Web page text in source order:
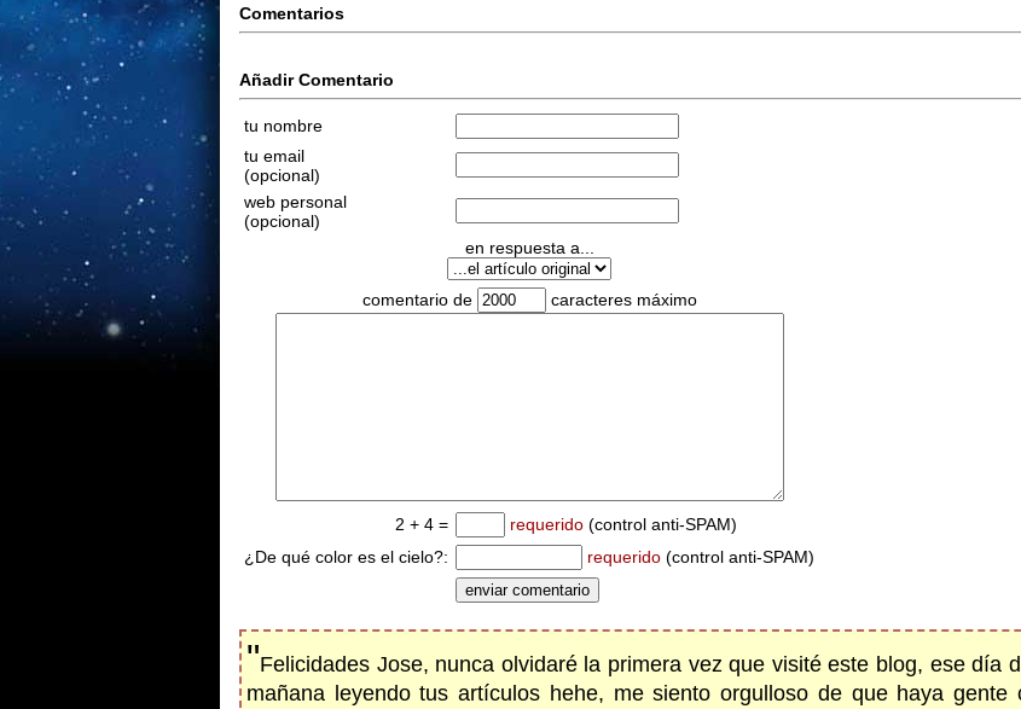
Comentarios
Añadir Comentario
tu nombre
tu email
(opcional)
web personal
(opcional)
en respuesta a...
comentario de caracteres máximo
2 + 4 = requerido (control anti-SPAM)
¿De qué color es el cielo?:
requerido (control anti-SPAM)
"Felicidades Jose, nunca olvidaré la primera vez que visité este blog, ese día
mañana leyendo tus artículos hehe, me siento orgulloso de que haya